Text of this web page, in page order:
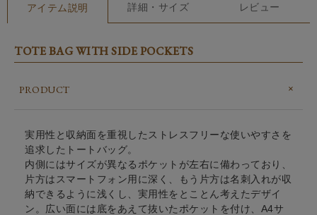
アイテム説明 詳細・サイズ レビュー
TOTE BAG WITH SIDE POCKETS
PRODUCT
実用性と収納面を重視したストレスフリーな使いやすさを
追求したトートバッグ。
内側にはサイズが異なるポケットが左右に備わっており、
片方はスマートフォン用に深く、もう片方は名刺入れが収
納できるように浅くし、実用性をとことん考えたデザイ
ン。広い面には底をあえて抜いたポケットを付け、A4サ